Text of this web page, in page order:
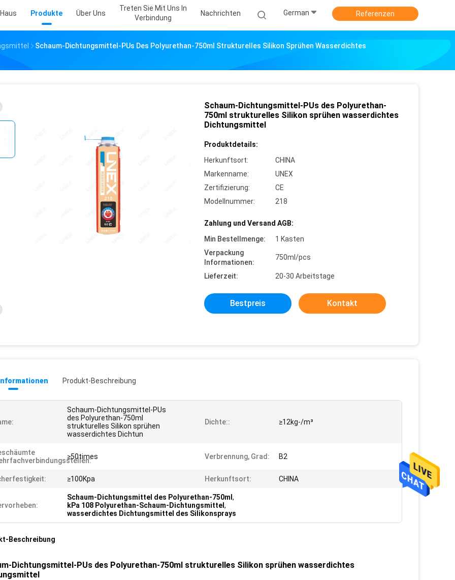
Haus Produkte Über Uns
Treten Sie Mit Uns In
Verbindung
Nachrichten German Referenzen
Schaum-Dichtungsmittel-PUs Des Polyurethan-750ml Strukturelles Silikon Sprühen Wasserdichtes
Schaum-Dichtungsmittel-PUs des Polyurethan-
750ml strukturelles Silikon sprühen wasserdichtes
Dichtungsmittel
Produktdetails:
Herkunftsort:
CHINA
Markenname:
UNEX
Zertifizierung:
CE
Modellnummer:
218
Zahlung und Versand AGB:
Min Bestellmenge:
1 Kasten
Verpackung
Informationen:
750ml/pcs
Lieferzeit: 20-30 Arbeitstage
Bestpreis Kontakt
Produkt-Beschreibung
Schaum-Dichtungsmittel-PUs
des Polyurethan-750ml
strukturelles Silikon sprühen
wasserdichtes Dichtun
Dichte:: ≥12kg-/m³
≥50times Verbrennung, Grad: B2
≥100Kpa Herkunftsort: CHINA
Schaum-Dichtungsmittel des Polyurethan-750ml ,
kPa 108 Polyurethan-Schaum-Dichtungsmittel ,
wasserdichtes Dichtungsmittel des Silikonsprays
Beschreibung
Dichtungsmittel-PUs des Polyurethan-750ml strukturelles Silikon sprühen wasserdichtes